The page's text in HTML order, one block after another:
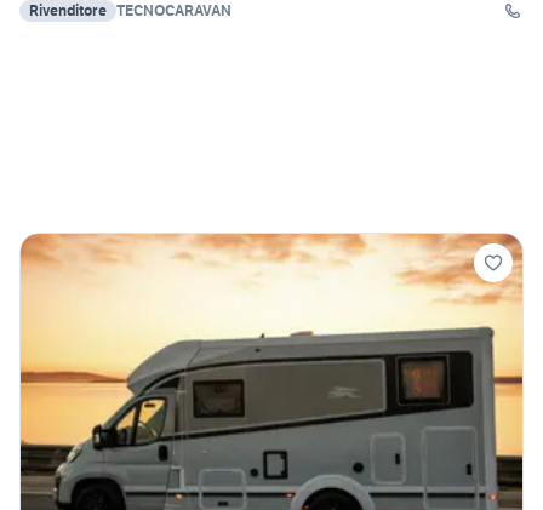
Rivenditore TECNOCARAVAN